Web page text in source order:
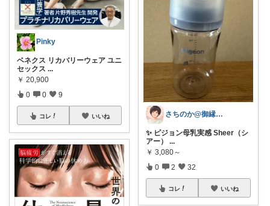
Pinky
ベネクス リカバリーウェア ユニ
セックス ...
￥ 20,900
0 0 9
コレ いいね さちのか@御縁に感謝
✨ ピジョン母乳実感 Sheer（シ
アー）
...
￥ 3,080～
0 2 32
コレ いいね